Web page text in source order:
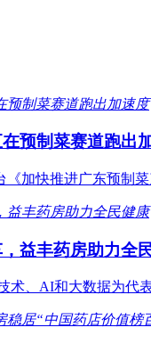
预制菜赛道跑出
《加快推进广东预制
益丰药房助力全
术、AI和大数据为代